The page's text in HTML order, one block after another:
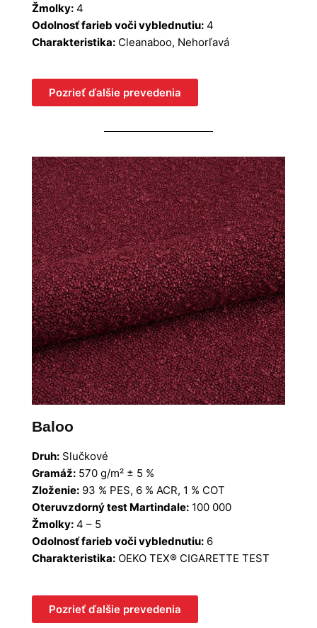
Žmolky: 4
Odolnosť farieb voči vyblednutiu: 4
Charakteristika: Cleanaboo, Nehorľavá
Pozrieť ďalšie prevedenia
Baloo
Druh: Slučkové
Gramáž: 570 g/m² ± 5 %
Zloženie: 93 % PES, 6 % ACR, 1 % COT
Oteruvzdorný test Martindale: 100 000
Žmolky: 4 – 5
Odolnosť farieb voči vyblednutiu: 6
Charakteristika: OEKO TEX® CIGARETTE TEST
Pozrieť ďalšie prevedenia